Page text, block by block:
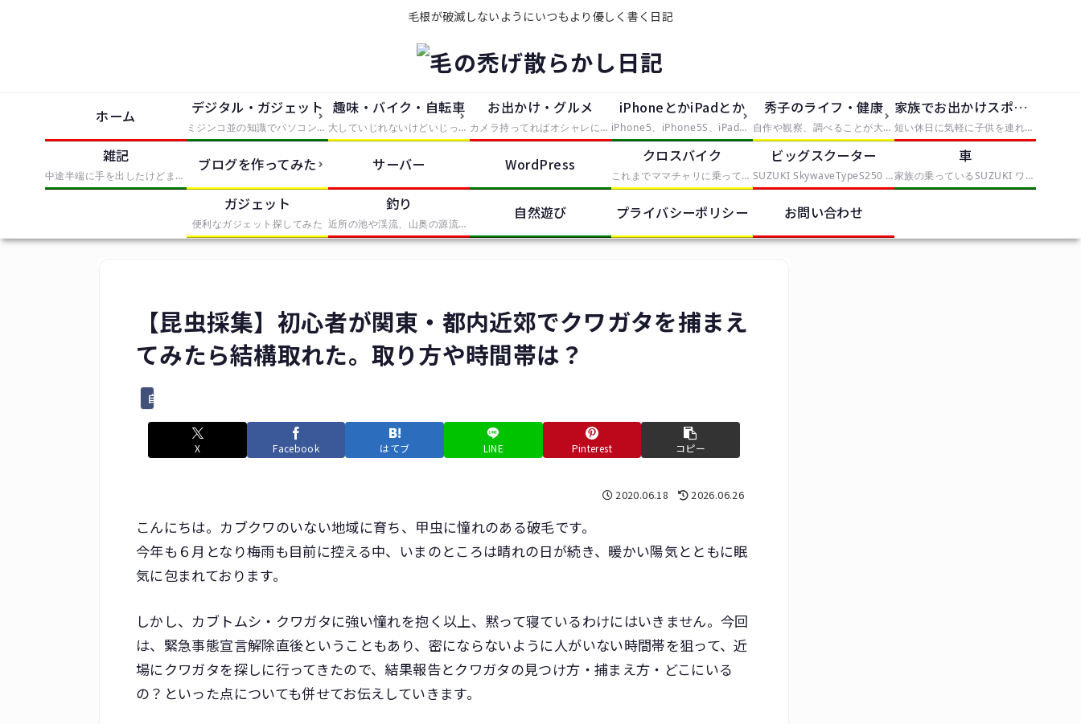
毛根が破滅しないようにいつもより優しく書く日記
ホーム デジタル・ガジェット
ミジンコ並の知識でパソコンとかソフトとか使っただけでIT風の記事にまとめたもの
趣味・バイク・自転車
大していじれないけどいじったつもりで中途半端に手を出したもの。主にタイヤが付いているものを便利にしたり修理したらレポートとして残していきます。
お出かけ・グルメ
カメラ持ってればオシャレになれるという動機で買ったEosKissDigitalを中心に、大した知識の無い中むやみやたらとシャッタースイッチを押していく記事。無駄に持っているPhotoShopCS2やIllustratorCS2、AfterEffectsなどの画像や動画の処理ソフトも少しずつ使って、体験記をレポートします。
iPhoneとかiPadとか
iPhone5、iPhone5S、iPad2を使っていく中で発見したことや便利なものを紹介
秀子のライフ・健康
自作や観察、調べることが大好きな僕は大人になっても自由研究がしたい。折角なので、子供の自由研究に使えそうな手軽なものから、大人が喜びそうな自由研究まで、実践と挑戦を交えてレポートしていきます。本気で子供が自由研究に困ったら、タグから「子供向け」を選んでみてください。
家族でお出かけスポット
短い休日に気軽に子供を連れていける場所や、手軽に行けて満足度の高いスポットとか
雑記
中途半端に手を出したけどまとめきれなかったものを無理やりまとめたもの
ブログを作ってみた サーバー WordPress クロスバイク
これまでママチャリに乗っていたが、偶然近くのスポーツバイクを取り扱う中古店で見つけたESCAPE R3を衝動買いしたことから、初心者自転車乗りになりました。クロスバイクの調整や整備を記録していくカテゴリー
ビッグスクーター
SUZUKI SkywaveTypeS250 スカイウェイブ CJ-43Aを中心に記事を書いていきます。
車
家族の乗っているSUZUKI ワゴンRスティングレー MH22Sを中心に記事を書いていきます。
ガジェット
便利なガジェット探してみた
釣り
近所の池や渓流、山奥の源流から海まで、釣りをしたらここで釣果報告していきます。基本的に餌ばかりでルアーは苦手です。
自然遊び プライバシーポリシー お問い合わせ
【昆虫採集】初心者が関東・都内近郊でクワガタを捕まえ
てみたら結構取れた。取り方や時間帯は？
自然遊び
X Facebook はてブ LINE Pinterest コピー
2020.06.18 2026.06.26
こんにちは。カブクワのいない地域に育ち、甲虫に憧れのある破毛です。
今年も６月となり梅雨も目前に控える中、いまのところは晴れの日が続き、暖かい陽気とともに眠
気に包まれております。
しかし、カブトムシ・クワガタに強い憧れを抱く以上、黙って寝ているわけにはいきません。今回
は、緊急事態宣言解除直後ということもあり、密にならないように人がいない時間帯を狙って、近
場にクワガタを探しに行ってきたので、結果報告とクワガタの見つけ方・捕まえ方・どこにいる
の？といった点についても併せてお伝えしていきます。